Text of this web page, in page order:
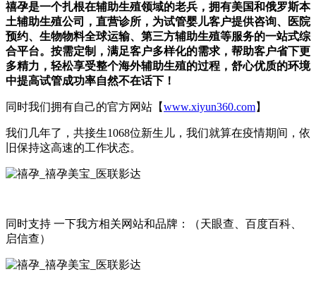
禧孕是一个扎根在辅助生殖领域的老兵，拥有美国和俄罗斯本
土辅助生殖公司，直营诊所，为试管婴儿客户提供咨询、医院
预约、生物物料全球运输、第三方辅助生殖等服务的一站式综
合平台。按需定制，满足客户多样化的需求，帮助客户省下更
多精力，轻松享受整个海外辅助生殖的过程，舒心优质的环境
中提高试管成功率自然不在话下！
同时我们拥有自己的官方网站【www.xiyun360.com】
我们几年了，共接生1068位新生儿，我们就算在疫情期间，依
旧保持这高速的工作状态。
同时支持 一下我方相关网站和品牌：（天眼查、百度百科、
启信查）